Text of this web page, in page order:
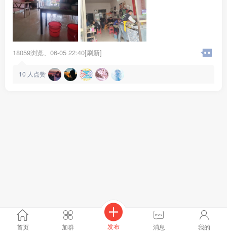
18059浏览、 06-05 22:40[刷新]
10 人点赞
首页 加群 发布 消息 我的